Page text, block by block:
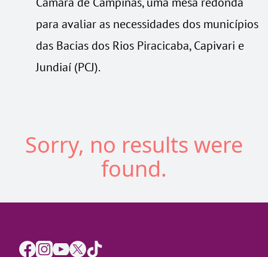
para avaliar as necessidades dos municípios
das Bacias dos Rios Piracicaba, Capivari e
Jundiaí (PCJ).
Sorry, no results were
found.